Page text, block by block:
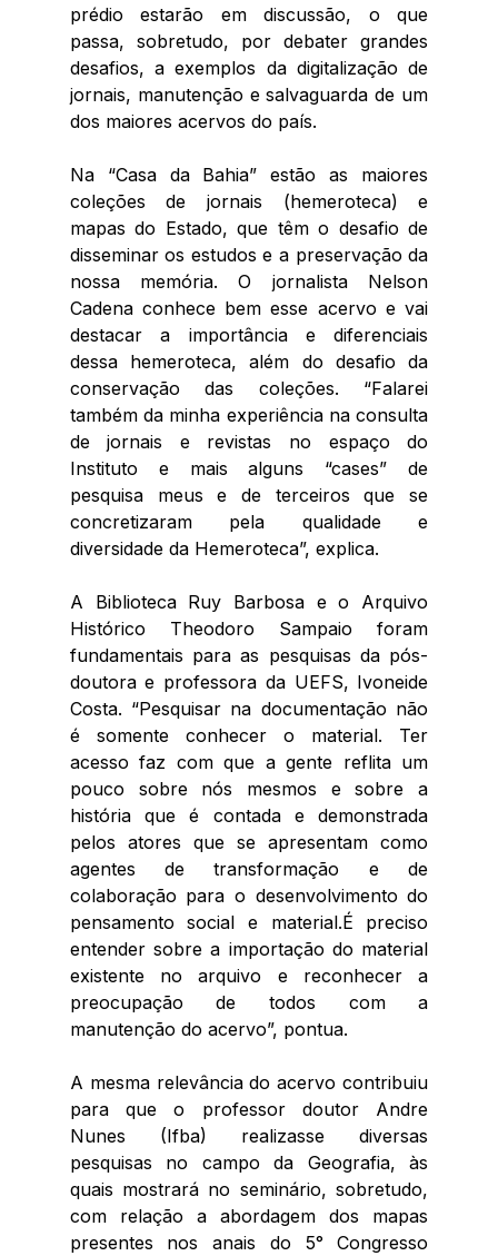
prédio estarão em discussão, o que
passa, sobretudo, por debater grandes
desafios, a exemplos da digitalização de
jornais, manutenção e salvaguarda de um
dos maiores acervos do país.
Na “Casa da Bahia” estão as maiores
coleções de jornais (hemeroteca) e
mapas do Estado, que têm o desafio de
disseminar os estudos e a preservação da
nossa memória. O jornalista Nelson
Cadena conhece bem esse acervo e vai
destacar a importância e diferenciais
dessa hemeroteca, além do desafio da
conservação das coleções. “Falarei
também da minha experiência na consulta
de jornais e revistas no espaço do
Instituto e mais alguns “cases” de
pesquisa meus e de terceiros que se
concretizaram pela qualidade e
diversidade da Hemeroteca”, explica.
A Biblioteca Ruy Barbosa e o Arquivo
Histórico Theodoro Sampaio foram
fundamentais para as pesquisas da pós-
doutora e professora da UEFS, Ivoneide
Costa. “Pesquisar na documentação não
é somente conhecer o material. Ter
acesso faz com que a gente reflita um
pouco sobre nós mesmos e sobre a
história que é contada e demonstrada
pelos atores que se apresentam como
agentes de transformação e de
colaboração para o desenvolvimento do
pensamento social e material.É preciso
entender sobre a importação do material
existente no arquivo e reconhecer a
preocupação de todos com a
manutenção do acervo”, pontua.
A mesma relevância do acervo contribuiu
para que o professor doutor Andre
Nunes (Ifba) realizasse diversas
pesquisas no campo da Geografia, às
quais mostrará no seminário, sobretudo,
com relação a abordagem dos mapas
presentes nos anais do 5° Congresso